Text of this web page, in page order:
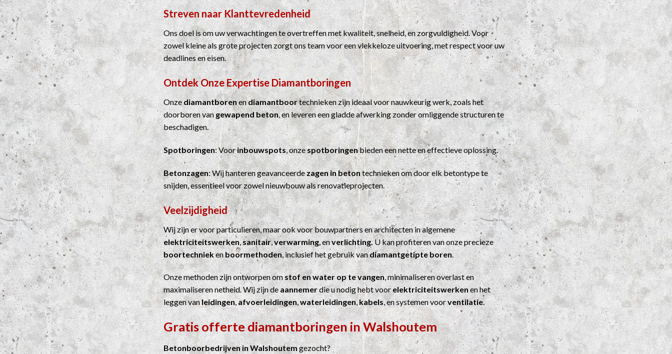
Streven naar Klanttevredenheid
Ons doel is om uw verwachtingen te overtreffen met kwaliteit, snelheid, en zorgvuldigheid. Voor
zowel kleine als grote projecten zorgt ons team voor een vlekkeloze uitvoering, met respect voor uw
deadlines en eisen.
Ontdek Onze ExpertiseDiamantboringen
Onzediamantborenendiamantboortechnieken zijn ideaal voor nauwkeurig werk, zoals het
doorboren vangewapend beton, en leveren een gladde afwerking zonder omliggende structuren te
beschadigen.
Spotboringen: Voorinbouwspots, onzespotboringenbieden een nette en effectieve oplossing.
Betonzagen: Wij hanteren geavanceerdezagen in betontechnieken om door elk betontype te
snijden, essentieel voor zowel nieuwbouw als renovatieprojecten.
Veelzijdigheid
Wij zijn er voor particulieren, maar ook voor bouwpartners en architecten in algemene
elektriciteitswerken,sanitair,verwarming, enverlichting.U kan profiteren van onze precieze
boortechniekenboormethoden, inclusief het gebruik vandiamantgetipte boren.
Onze methoden zijn ontworpen om stof en water op te vangen, minimaliseren overlast en
maximaliseren netheid. Wij zijn deaannemerdie u nodig hebt voorelektriciteitswerkenen het
leggen vanleidingen,afvoerleidingen,waterleidingen,kabels, en systemen voorventilatie.
Gratis offerte diamantboringen in Walshoutem
Betonboorbedrijven in Walshoutemgezocht?